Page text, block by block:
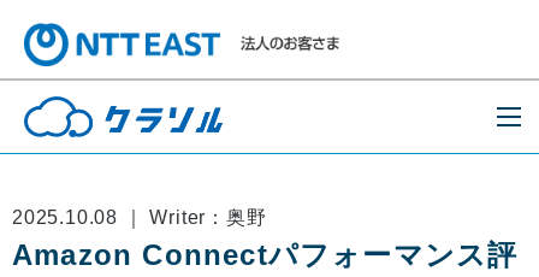
2025.10.08 ｜ Writer：奥野
Amazon Connectパフォーマンス評